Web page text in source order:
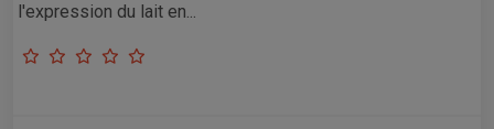
l'expression du lait en...